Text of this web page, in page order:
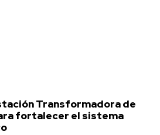
Transformadora de
fortalecer el sistema